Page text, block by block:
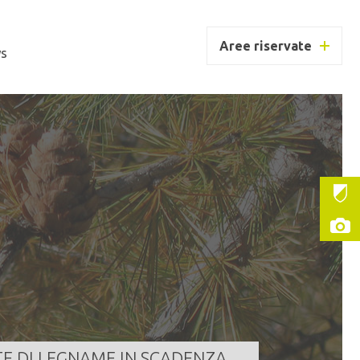
Aree riservate
BORZAGO
186,000 m³
scadenza
07/08/2026 11:30:00
LEGGI TUTTO